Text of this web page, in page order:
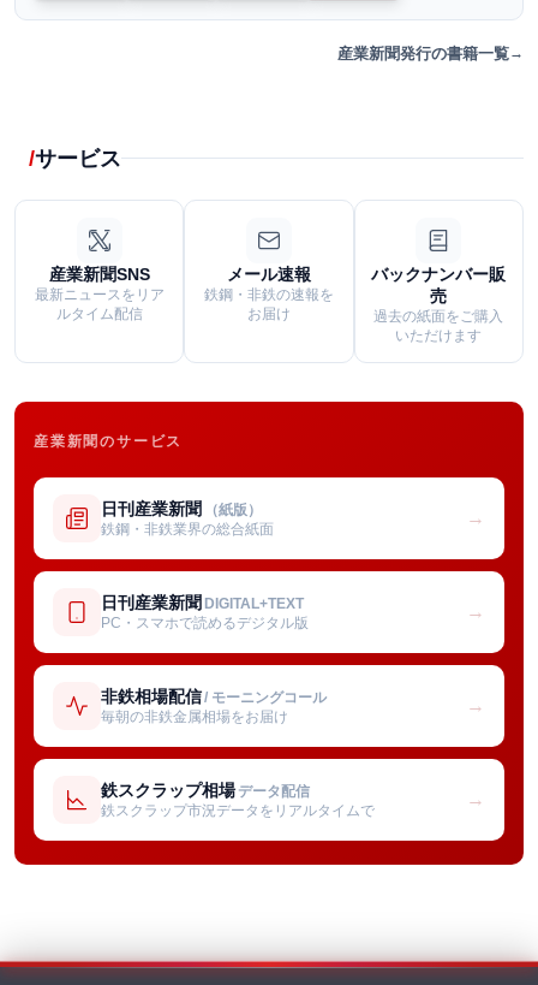
産業新聞発行の書籍一覧
サービス
産業新聞SNS
最新ニュースをリア
ルタイム配信
メール速報
鉄鋼・非鉄の速報を
お届け
バックナンバー販
売
過去の紙面をご購入
いただけます
産業新聞のサービス
日刊産業新聞 （紙版）
鉄鋼・非鉄業界の総合紙面
→
日刊産業新聞 DIGITAL+TEXT
PC・スマホで読めるデジタル版
→
非鉄相場配信/ モーニングコール
毎朝の非鉄金属相場をお届け
→
鉄スクラップ相場 データ配信
鉄スクラップ市況データをリアルタイムで
→